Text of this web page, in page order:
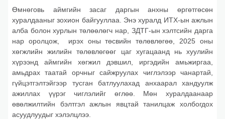
Өмнөговь аймгийн засаг даргын анхны өргөтгөсөн
хуралдааныг зохион байгууллаа. Энэ хуралд ИТХ-ын ажлын
алба болон хурлын төлөөлөгч нар, ЗДТГ-ын хэлтсийн дарга
нар оролцож, ирэх оны төсвийн төлөвлөгөө, 2025 оны
хөгжлийн жилийн төлөвлөгөөг цаг хугацаанд нь хуулийн
хүрээнд аймгийн хөгжил дэвшил, иргэдийн амьжиргаа,
амьдрах таатай орчныг сайжруулах чиглэлээр чанартай,
гүйцэтгэлтэйгээр тусган батлуулахад анхаарал хандуулж
ажиллах үүрэг чиглэлийг өглөө. Мөн хуралдаанаар
өвөлжилтийн бэлтгэл ажлын явцтай танилцаж холбогдох
асуудлуудыг хэлэлцлээ.